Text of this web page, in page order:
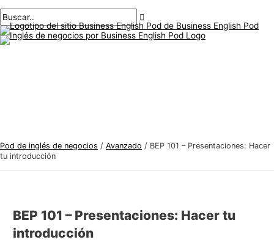
al
contenido
principal
Pod de inglés de negocios / Avanzado / BEP 101 – Presentaciones: Hacer
tu introducción
BEP 101 – Presentaciones: Hacer tu
introducción
de
navegación
aquí..
electrónico*
T
e
m
g
d
e
B
u
s